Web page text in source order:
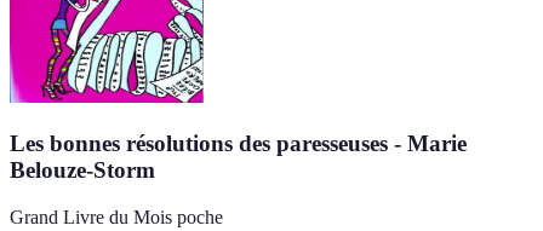
Les bonnes résolutions des paresseuses - Marie
Belouze-Storm
Grand Livre du Mois poche